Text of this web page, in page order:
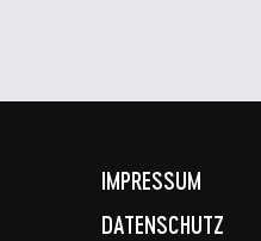
IMPRESSUM
DATENSCHUTZ